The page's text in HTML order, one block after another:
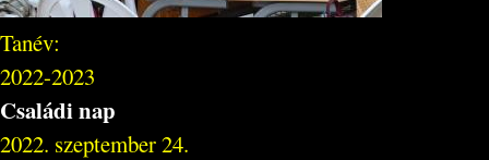
Tanév:
2022-2023
Családi nap
2022. szeptember 24.